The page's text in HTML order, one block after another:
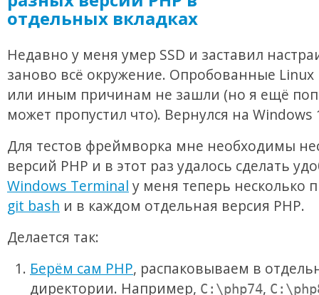
отдельных вкладках
Недавно у меня умер SSD и заставил
заново всё окружение. Опробованные Linux
или иным причинам не зашли (но я ещё
может пропустил что). Вернулся на Windows
Для тестов фреймворка мне необходимы
версий PHP и в этот раз удалось сделать
Windows Terminal у меня теперь несколько
git bash и в каждом отдельная версия PHP.
Делается так:
Берём сам PHP, распаковываем в
директории. Например, C:\php74,